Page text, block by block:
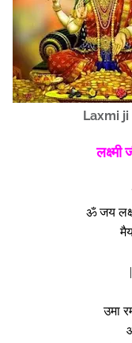
Laxmi
लक्ष्मी
ॐ जय
उमा